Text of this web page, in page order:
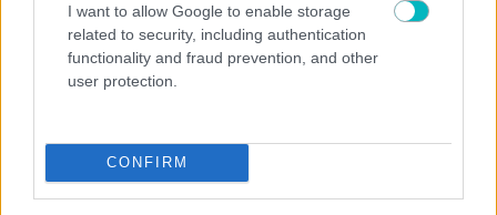
I want to allow Google to enable storage
related to security, including authentication
functionality and fraud prevention, and other
user protection.
CONFIRM
×